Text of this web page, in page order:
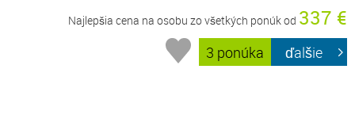
Najlepšia cena na osobu zo všetkých ponúk od 337 €
3 ponúka ďalšie